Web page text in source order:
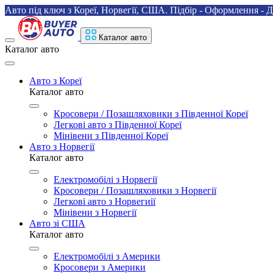
Авто під ключ з Кореї, Норвегії, США. Підбір - Оформлення -
Каталог авто
Каталог авто
Авто з Кореї
Каталог авто
Кросовери / Позашляховики з Південної Кореї
Легкові авто з Південної Кореї
Мінівени з Південної Кореї
Авто з Норвегії
Каталог авто
Електромобілі з Норвегії
Кросовери / Позашляховики з Норвегії
Легкові авто з Норвегиії
Мінівени з Норвегії
Авто зі США
Каталог авто
Електромобілі з Америки
Кросовери з Америки